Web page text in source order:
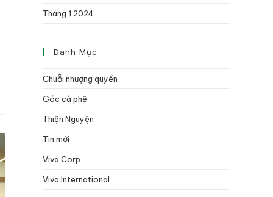
Tháng 1 2024
Danh Mục
Chuỗi nhượng quyền
Góc cà phê
Thiện Nguyện
Tin mới
Viva Corp
Viva International